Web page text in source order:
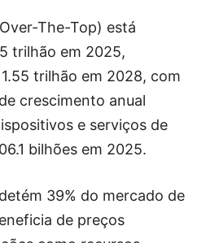
The-Top) está
trilhão em 2025,
trilhão em 2028, com
crescimento anual
e serviços de
bilhões em 2025.
39% do mercado de
de preços